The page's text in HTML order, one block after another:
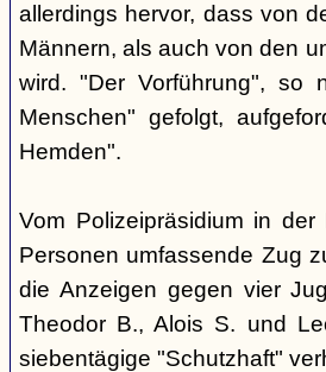
allerdings hervor, dass von
Männern, als auch von den
wird. "Der Vorführung", so
Menschen" gefolgt,
Hemden".
Vom Polizeipräsidium in
Personen umfassende Zug
die Anzeigen gegen vier
Theodor B., Alois S. und
siebentägige "Schutzhaft"